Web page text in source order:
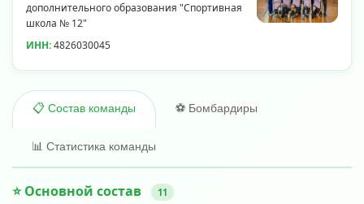
дополнительного образования "Спортивная
школа № 12"
ИНН:4826030045
📋 Состав команды ⚽ Бомбардиры
📊 Статистика команды
⭐ Основной состав 11